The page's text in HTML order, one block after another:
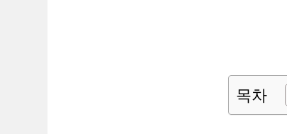
목차